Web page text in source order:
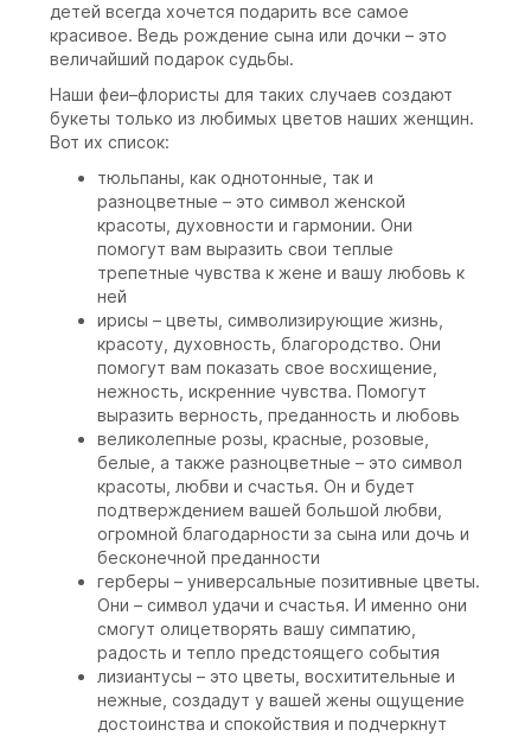
детей всегда хочется подарить все самое
красивое. Ведь рождение сына или дочки – это
величайший подарок судьбы.
Наши феи–флористы для таких случаев создают
букеты только из любимых цветов наших женщин.
Вот их список:
тюльпаны, как однотонные, так и
разноцветные – это символ женской
красоты, духовности и гармонии. Они
помогут вам выразить свои теплые
трепетные чувства к жене и вашу любовь к
ней
ирисы – цветы, символизирующие жизнь,
красоту, духовность, благородство. Они
помогут вам показать свое восхищение,
нежность, искренние чувства. Помогут
выразить верность, преданность и любовь
великолепные розы, красные, розовые,
белые, а также разноцветные – это символ
красоты, любви и счастья. Он и будет
подтверждением вашей большой любви,
огромной благодарности за сына или дочь и
бесконечной преданности
герберы – универсальные позитивные цветы.
Они – символ удачи и счастья. И именно они
смогут олицетворять вашу симпатию,
радость и тепло предстоящего события
лизиантусы – это цветы, восхитительные и
нежные, создадут у вашей жены ощущение
достоинства и спокойствия и подчеркнут